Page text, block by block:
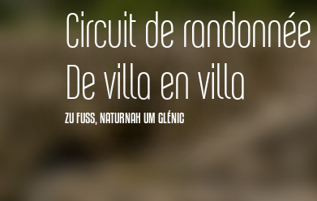
Circuit de
De villa en villa
ZU FUSS, NATURNAH UM GLÉNIC